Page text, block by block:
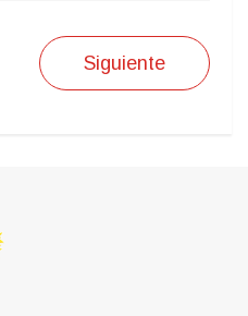
Siguiente